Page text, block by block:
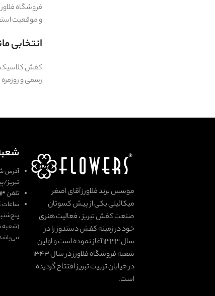
فروشگاه
و موقعیت
انتخابی
کفش کلاسیک
رسمی و
موسس برند فلاورز آقای اصغر
میکائیلی یکی از پیش کسوتان
صنعت کفش تبریز ، فعالیت هنری
خود در زمینه کفش دستدوز را در
سال 1333 آغاز نموده است و اولین
شعبه فروشگاه فلاورز در سال 1343
در خیابان تربیت تبریز افتتاح گردیده
است.
آدرس
تبریز/
تلفن
ساعات
پنج‌شنبه: ۱۰:۰۰
(شعبه